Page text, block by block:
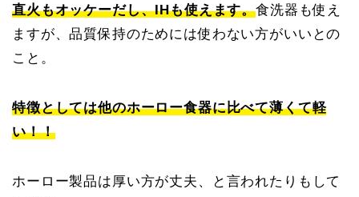
直火もオッケーだし、IHも使えます。食洗器も使え
ますが、品質保持のためには使わない方がいいとの
こと。
特徴としては他のホーロー食器に比べて薄くて軽
い！！
ホーロー製品は厚い方が丈夫、と言われたりもして